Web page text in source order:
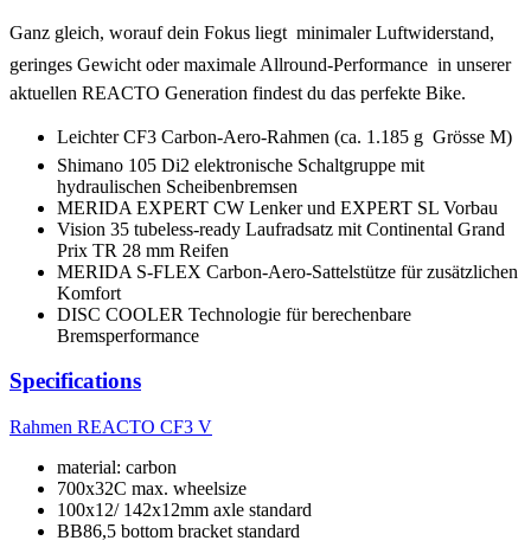
Ganz gleich, worauf dein Fokus liegt  minimaler Luftwiderstand,
geringes Gewicht oder maximale Allround-Performance  in unserer
aktuellen REACTO Generation findest du das perfekte Bike.
Leichter CF3 Carbon-Aero-Rahmen (ca. 1.185 g  Grösse M)
Shimano 105 Di2 elektronische Schaltgruppe mit
hydraulischen Scheibenbremsen
MERIDA EXPERT CW Lenker und EXPERT SL Vorbau
Vision 35 tubeless-ready Laufradsatz mit Continental Grand
Prix TR 28 mm Reifen
MERIDA S-FLEX Carbon-Aero-Sattelstütze für zusätzlichen
Komfort
DISC COOLER Technologie für berechenbare
Bremsperformance
Specifications
Rahmen REACTO CF3 V
material: carbon
700x32C max. wheelsize
100x12/ 142x12mm axle standard
BB86,5 bottom bracket standard